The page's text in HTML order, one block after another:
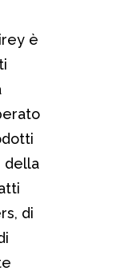
è
della
di